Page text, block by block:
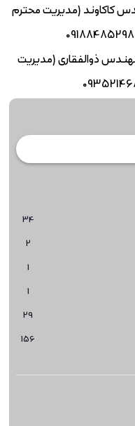
کاکاوند (مدیریت محترم
مهندس ذوالفقاری (مدیریت
34
2
1
1
29
156